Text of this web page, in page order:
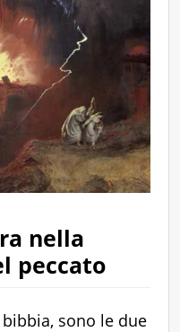
nella
peccato
sono le due